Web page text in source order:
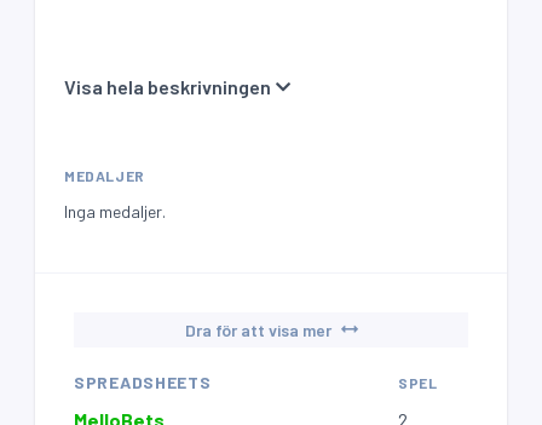
Visa hela beskrivningen
MEDALJER
Inga medaljer.
Dra för att visa mer
SPREADSHEETS SPEL
MelloBets 2